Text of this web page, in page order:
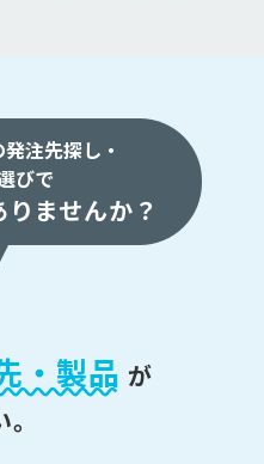
注先探し・
びで
ませんか？
・製品 が